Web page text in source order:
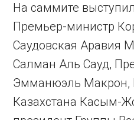
На саммите
Премьер-министр
Саудовская Аравия
Салман Аль Сауд,
Эмманюэль Макрон,
Казахстана Касым-